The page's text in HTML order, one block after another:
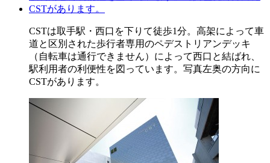
CSTは取手駅・西口を下りて徒歩1分。高架によって車
道と区別された歩行者専用のペデストリアンデッキ
（自転車は通行できません）によって西口と結ばれ、
駅利用者の利便性を図っています。写真左奥の方向に
CSTがあります。